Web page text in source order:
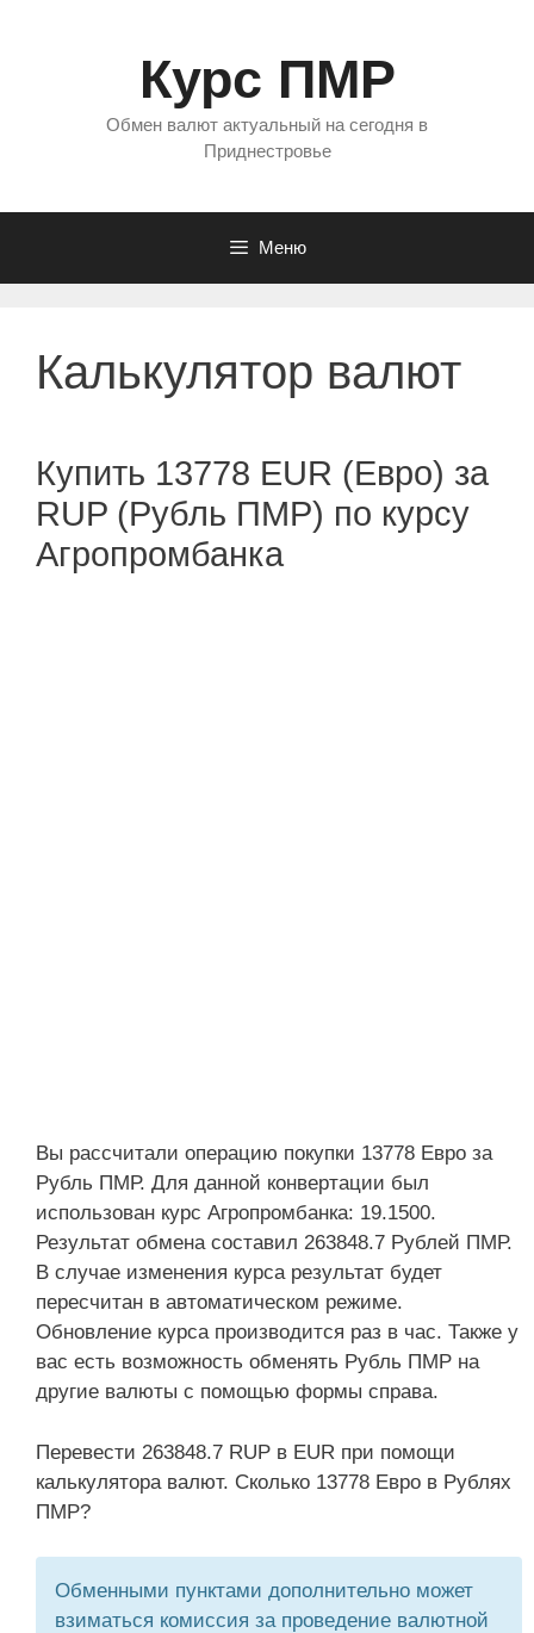
Курс ПМР
Обмен валют актуальный на сегодня в
Приднестровье
Меню
Калькулятор валют
Купить 13778 EUR (Евро) за
RUP (Рубль ПМР) по курсу
Агропромбанка
Вы рассчитали операцию покупки 13778 Евро за
Рубль ПМР. Для данной конвертации был
использован курс Агропромбанка: 19.1500.
Результат обмена составил 263848.7 Рублей ПМР.
В случае изменения курса результат будет
пересчитан в автоматическом режиме.
Обновление курса производится раз в час. Также у
вас есть возможность обменять Рубль ПМР на
другие валюты с помощью формы справа.
Перевести 263848.7 RUP в EUR при помощи
калькулятора валют. Сколько 13778 Евро в Рублях
ПМР?
Обменными пунктами дополнительно может
взиматься комиссия за проведение валютной